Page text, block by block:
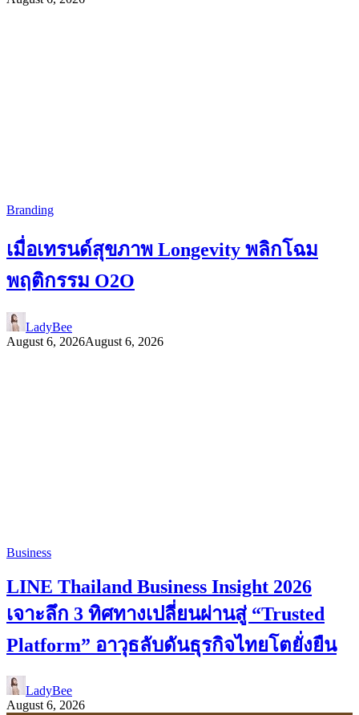
Branding
เมื่อเทรนด์สุขภาพ Longevity พลิกโฉม
พฤติกรรม O2O
LadyBee
August 6, 2026August 6, 2026
Business
LINE Thailand Business Insight 2026
เจาะลึก 3 ทิศทางเปลี่ยนผ่านสู่ “Trusted
Platform” อาวุธลับดันธุรกิจไทยโตยั่งยืน
LadyBee
August 6, 2026